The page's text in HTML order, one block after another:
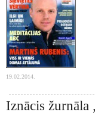
19.02.2014.
Iznācis žurnāla